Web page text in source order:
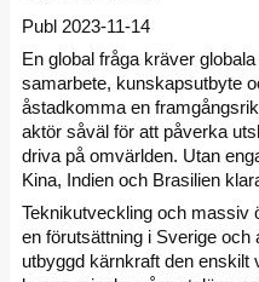
Publ 2023-11-14
En global fråga kräver
samarbete, kunskapsutbyte
åstadkomma en
aktör såväl för att påverka
driva på omvärlden. Utan
Kina, Indien och Brasilien
Teknikutveckling och massiv
en förutsättning i Sverige och
utbyggd kärnkraft den enskilt